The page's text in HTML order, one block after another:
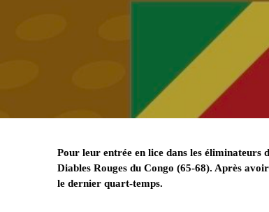
Pour leur entrée en lice dans les éliminateurs
Diables Rouges du Congo (65-68). Après
le dernier quart-temps.